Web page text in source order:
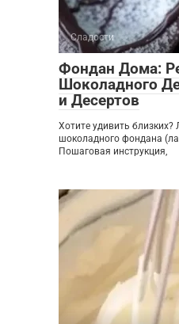
Сладости
Фондан Дома:
Шоколадного
и Десертов
Хотите удивить близких?
шоколадного фондана
Пошаговая инструкция,